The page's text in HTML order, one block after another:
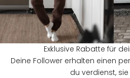
Exklusive Rabatte für
Deine Follower erhalten einen
du verdienst,